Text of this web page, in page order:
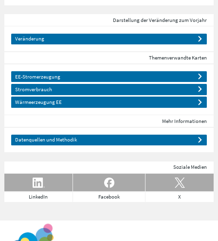
Darstellung der Veränderung zum Vorjahr
Veränderung
Themenverwandte Karten
EE-Stromerzeugung
Stromverbrauch
Wärmeerzeugung EE
Mehr Informationen
Datenquellen und Methodik
Soziale Medien
LinkedIn Facebook X